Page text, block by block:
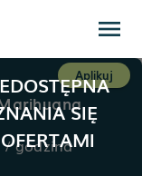
menu
SIĘ
Aplikuj
/godzina